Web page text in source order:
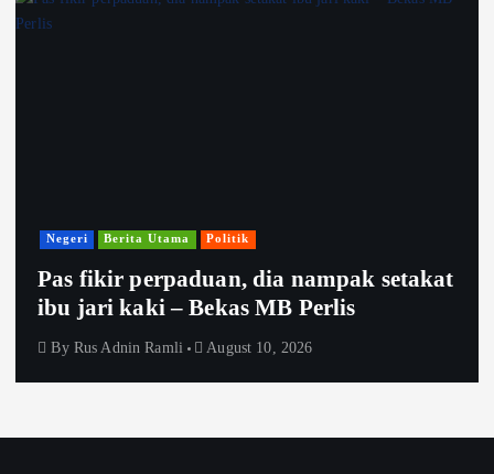
Negeri Berita Utama Politik
Pas fikir perpaduan, dia nampak setakat
ibu jari kaki – Bekas MB Perlis
By Rus Adnin Ramli August 10, 2026